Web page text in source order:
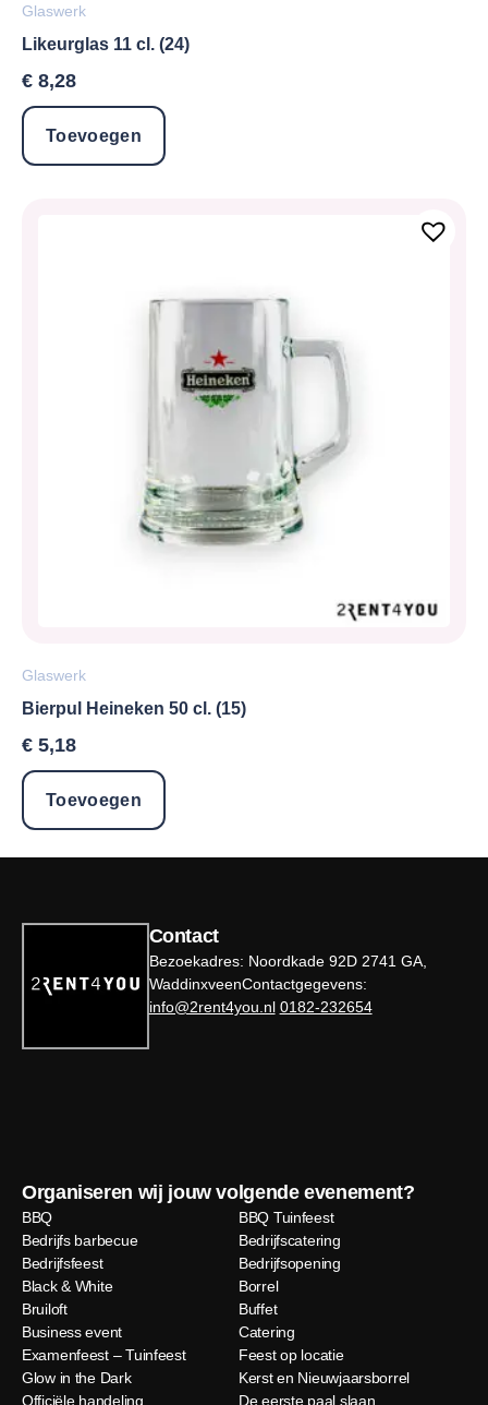
Glaswerk
Likeurglas 11 cl. (24)
€ 8,28
Toevoegen
Glaswerk
Bierpul Heineken 50 cl. (15)
€ 5,18
Toevoegen
Contact
Bezoekadres: Noordkade 92D 2741 GA,
WaddinxveenContactgegevens:
info@2rent4you.nl 0182-232654
Organiseren wij jouw volgende evenement?
BBQ
BBQ Tuinfeest
Bedrijfs barbecue
Bedrijfscatering
Bedrijfsfeest
Bedrijfsopening
Black & White
Borrel
Bruiloft
Buffet
Business event
Catering
Examenfeest – Tuinfeest
Feest op locatie
Glow in the Dark
Kerst en Nieuwjaarsborrel
Officiële handeling
De eerste paal slaan